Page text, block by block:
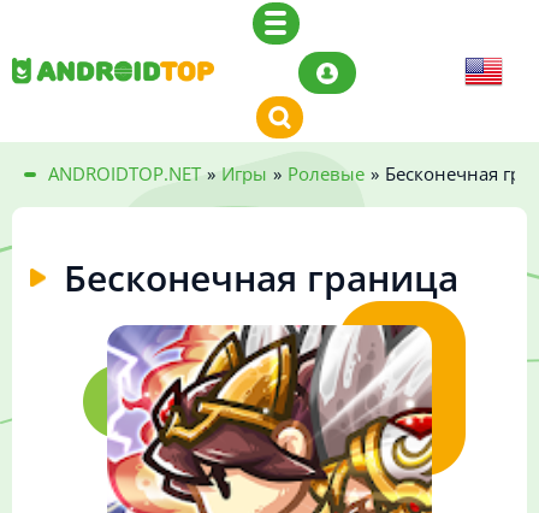
ANDROIDTOP.NET » Игры » Ролевые » Бесконечная
Бесконечная граница